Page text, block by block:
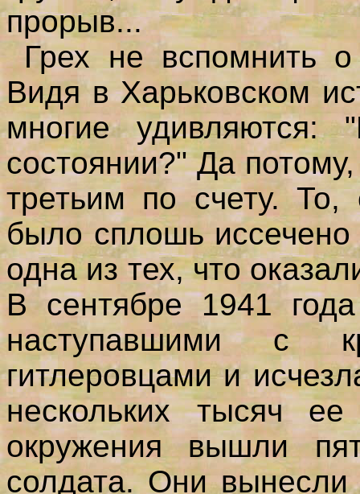
прорыв...
Грех не вспомнить
Видя в Харьковском
многие
состоянии?" Да
третьим по счету.
было сплошь
одна из тех, что
В сентябре 1941
наступавшими с
гитлеровцами и
нескольких тысяч
окружения вышли
солдата. Они